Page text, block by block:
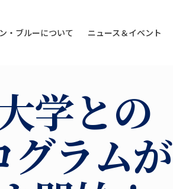
・ブルーについて ニュース＆イベント
学との
グラムが